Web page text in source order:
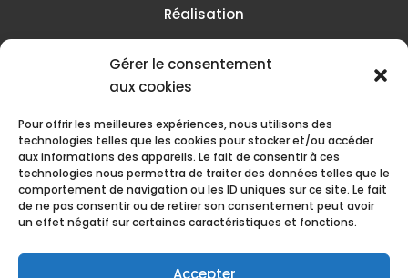
Gérer le consentement
aux cookies
Pour offrir les meilleures expériences, nous utilisons des
technologies telles que les cookies pour stocker et/ou accéder
aux informations des appareils. Le fait de consentir à ces
technologies nous permettra de traiter des données telles que le
comportement de navigation ou les ID uniques sur ce site. Le fait
de ne pas consentir ou de retirer son consentement peut avoir
un effet négatif sur certaines caractéristiques et fonctions.
Accepter
Réalisation